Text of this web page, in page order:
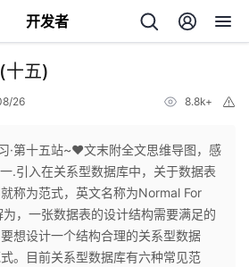
开发者
十五)
26 8.8k+
·第十五站~❤️文末附全文思维导图，感
.引入在关系型数据库中，关于数据表
称为范式，英文名称为Normal For
，一张数据表的设计结构需要满足的
想设计一个结构合理的关系型数据
。目前关系型数据库有六种常见范